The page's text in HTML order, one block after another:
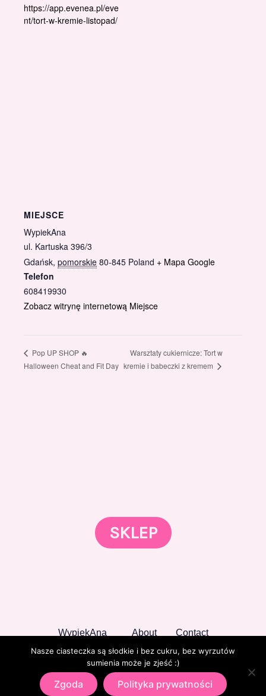
https://app.evenea.pl/eve
nt/tort-w-kremie-listopad/
MIEJSCE
WypiekAna
ul. Kartuska 396/3
Gdańsk, pomorskie 80-845 Poland + Mapa Google
Telefon
608419930
Zobacz witrynę internetową Miejsce
Pop UP SHOP 🔥
Halloween Cheat and Fit Day
Warsztaty cukiernicze: Tort w
kremie i babeczki z kremem
SKLEP
WypiekAna About Contact
Copyright © 2026 WypiekAna
Nasze ciasteczka są słodkie i bez cukru, bez wyrzutów
sumienia może je zjeść :)
Zgoda Polityka prywatności